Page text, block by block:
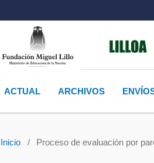
ACTUAL ARCHIVOS
Inicio / Proceso de evaluación por